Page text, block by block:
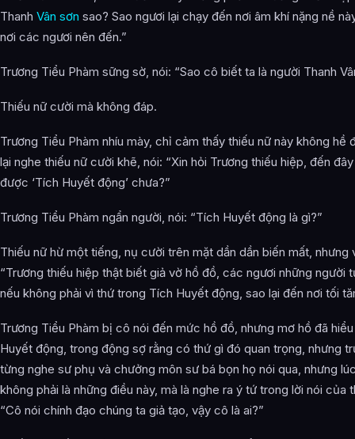
Thanh Vân sơn sao? Sao ngươi lại chạy đến nơi âm khí nặng nề
nơi các ngươi nên đến.”
Trương Tiểu Phàm sững sờ, nói: “Sao cô biết ta là người Thanh
Thiếu nữ cười mà không đáp.
Trương Tiểu Phàm nhíu mày, chỉ cảm thấy thiếu nữ này không hề
lại nghe thiếu nữ cười khẽ, nói: “Xin hỏi Trương thiếu hiệp, đến
được ‘Tích Huyết động’ chưa?”
Trương Tiểu Phàm ngẩn người, nói: “Tích Huyết động là gì?”
Thiếu nữ hừ một tiếng, nụ cười trên mặt dần dần biến mất, nhưng
“Trương thiếu hiệp thật biết giả vờ hồ đồ, các ngươi những người
nếu không phải vì thứ trong Tích Huyết động, sao lại đến nơi tối
Trương Tiểu Phàm bị cô nói đến mức hồ đồ, nhưng mơ hồ đã
Huyết động, trong động sợ rằng có thứ gì đó quan trọng, nhưng
từng nghe sư phụ và chưởng môn sư bá bọn họ nói qua, nhưng
không phải là những điều này, mà là nghe ra ý tứ trong lời nói của
“Cô nói chính đạo chúng ta giả tạo, vậy cô là ai?”